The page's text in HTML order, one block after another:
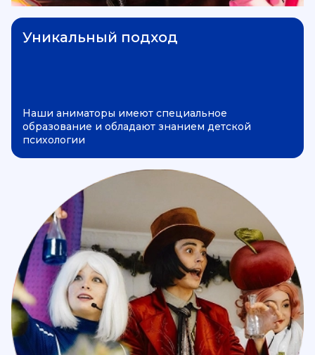
Уникальный подход
Наши аниматоры имеют специальное
образование и обладают знанием детской
психологии